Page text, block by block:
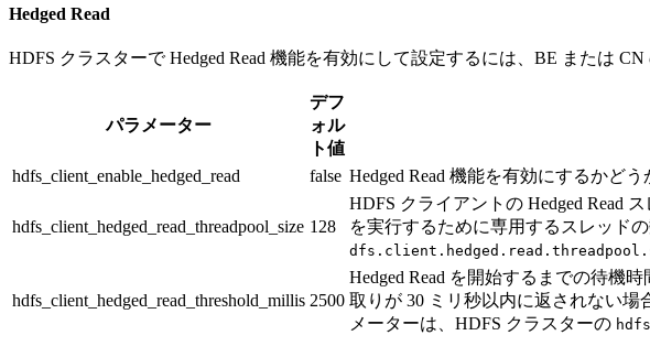
Hedged Read
HDFS クラスターで Hedged Read 機能を有効にして設定するには、BE または
パラメーター
デフ
ォル
ト値
hdfs_client_enable_hedged_read false Hedged Read 機能を有効にするかどう
hdfs_client_hedged_read_threadpool_size 128
HDFS クライアントの Hedged Read
を実行するために専用するスレッド
hdfs_client_hedged_read_threshold_millis 2500
Hedged Read を開始するまでの待機
取りが 30 ミリ秒以内に返されない場
メーターは、HDFS クラスターの